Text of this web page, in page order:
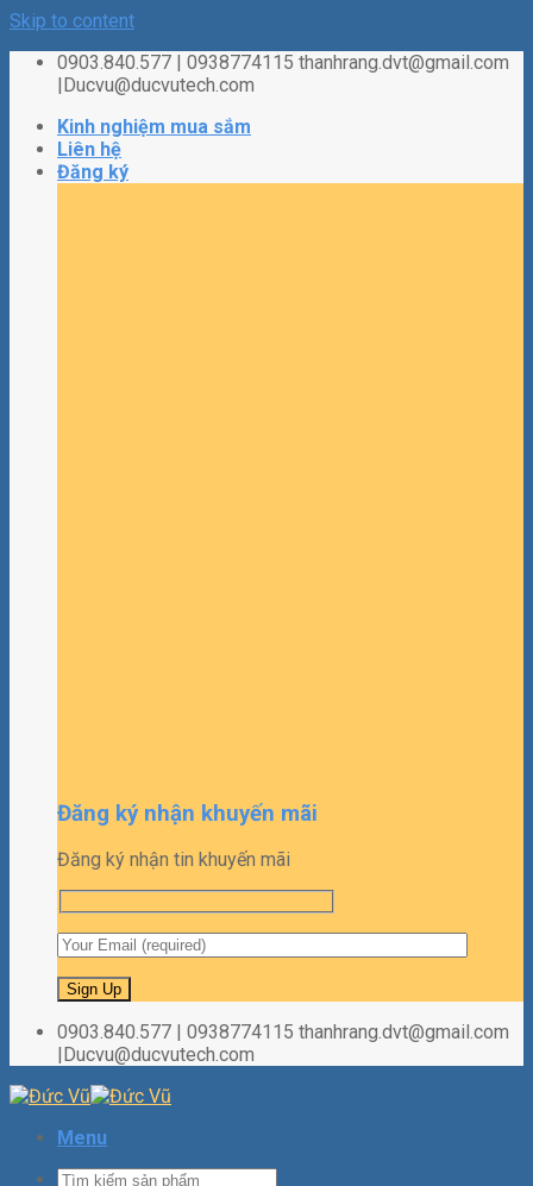
Skip to content
0903.840.577 | 0938774115 thanhrang.dvt@gmail.com
|Ducvu@ducvutech.com
Kinh nghiệm mua sắm
Liên hệ
Đăng ký
Đăng ký nhận khuyến mãi
Đăng ký nhận tin khuyến mãi
0903.840.577 | 0938774115 thanhrang.dvt@gmail.com
|Ducvu@ducvutech.com
Menu